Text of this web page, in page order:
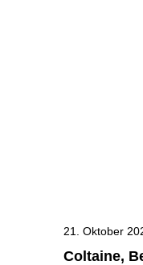
Coltaine,
21. Oktober